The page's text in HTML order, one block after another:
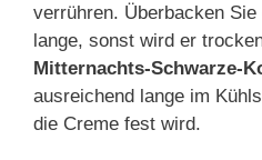
verrühren. Überbacken
lange, sonst wird er
Mitternachts-Schwarze-
ausreichend lange im
die Creme fest wird.